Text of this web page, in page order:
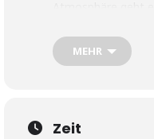
Falls kein eigenes
MEHR
Zeit